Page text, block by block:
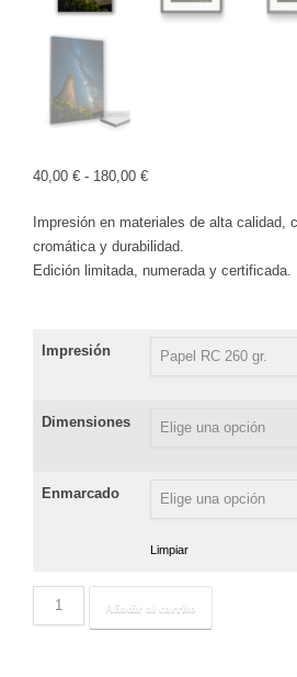
40,00 € - 180,00 €Rango
precios:
desde
40,00 €
Impresión en materiales de alta calidad,
cromática y durabilidad.
Edición limitada, numerada y certificada.
Impresión
Dimensiones
Enmarcado
Limpiar
Uso
Añadir al carrito